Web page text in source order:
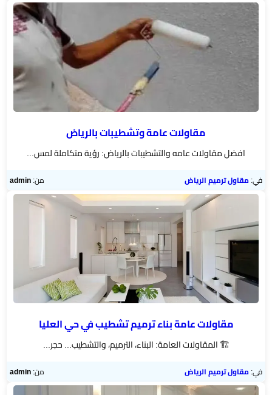
رخام
تركيب
ديكور
الرياض
الرياض
تركيب
شيبورد
اسطح
الرياض
الرياض
مقاولات عامة وتشطيبات بالرياض
افضل مقاولات عامه والتشطيبات بالرياض: رؤية متكاملة لمس...
في:مقاول ترميم الرياض من:admin
مقاولات عامة بناء ترميم تشطيب في حي العليا
🏗️ المقاولات العامة: البناء، الترميم، والتشطيب... حجر...
في:مقاول ترميم الرياض من:admin